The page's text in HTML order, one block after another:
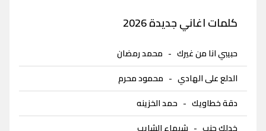
كلمات اغاني جديدة 2026
حبيبي انا من غيرك - محمد رمضان
الدلع على الهادي - محمود محرم
دقة خطاويك - حمد الخزينه